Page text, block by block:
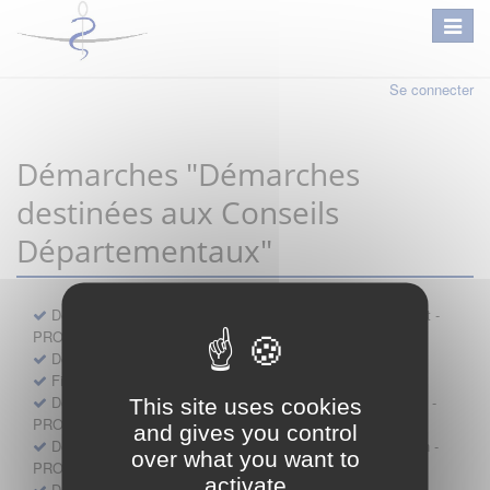
This site uses cookies
and gives you control
over what you want to
activate
Se connecter
Démarches "Démarches
destinées aux Conseils
Départementaux"
Déclaration préalable d'ouverture d'un lieu d'exercice distinct -
PROFESSIONNEL
Demande d'exemption de garde - PROFESSIONNEL
Fiche de signalement d'agression
Demande d’autorisation de se faire assister par un médecin -
PROFESSIONNEL
Demande d'autorisation de tenue de cabinet par un médecin -
PROFESSIONNEL